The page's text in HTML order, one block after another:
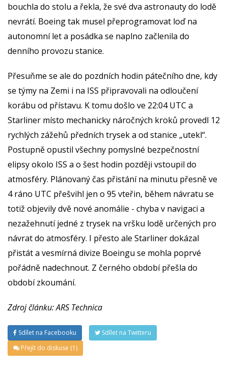
bouchla do stolu a řekla, že své dva astronauty do lodě
nevrátí. Boeing tak musel přeprogramovat loď na
autonomní let a posádka se naplno začlenila do
denního provozu stanice.
Přesuňme se ale do pozdních hodin pátečního dne, kdy
se týmy na Zemi i na ISS připravovali na odloučení
korábu od přístavu. K tomu došlo ve 22:04 UTC a
Starliner místo mechanicky náročných kroků provedl 12
rychlých zážehů předních trysek a od stanice „utekl“.
Postupně opustil všechny pomyslné bezpečnostní
elipsy okolo ISS a o šest hodin později vstoupil do
atmosféry. Plánovaný čas přistání na minutu přesně ve
4 ráno UTC přešvihl jen o 95 vteřin, během návratu se
totiž objevily dvě nové anomálie - chyba v navigaci a
nezažehnutí jedné z trysek na vršku lodě určených pro
návrat do atmosféry. I přesto ale Starliner dokázal
přistát a vesmírná divize Boeingu se mohla poprvé
pořádně nadechnout. Z černého období přešla do
období zkoumání.
Zdroj článku: ARS Technica
Sdílet na Facebooku
Sdílet na Twitteru
Přejít do diskuse (1)